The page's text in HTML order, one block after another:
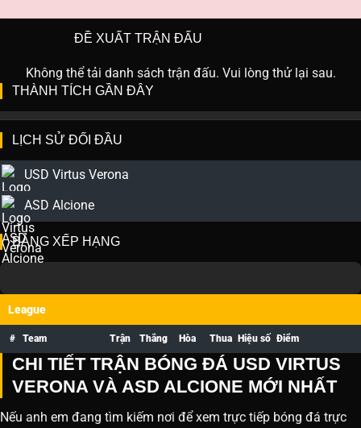
ĐỀ XUẤT TRẬN ĐẤU
Không thể tải danh sách trận đấu. Vui lòng thử lại sau.
THÀNH TÍCH GẦN ĐÂY
LỊCH SỬ ĐỐI ĐẦU
USD Virtus Verona
ASD Alcione
BẢNG XẾP HẠNG
League
# Team Trận Thắng Hòa Thua Hiệu số Điểm
CHI TIẾT TRẬN BÓNG ĐÁ USD VIRTUS
VERONA VÀ ASD ALCIONE MỚI NHẤT
Nếu anh em đang tìm kiếm nơi để xem trực tiếp bóng đá trực